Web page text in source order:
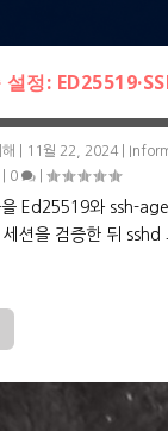
정:
| 11월 22, 2024|
0 |
을 Ed25519와 ssh-
세션을 검증한 뒤 sshd